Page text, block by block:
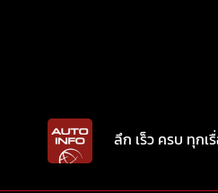
ลึก เร็ว ครบ ทุก